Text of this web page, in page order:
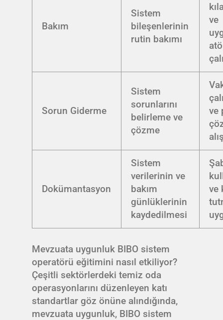
Bakım
Sistem
bileşenlerinin
rutin bakımı
ve
Sorun Giderme
Sistem
sorunlarını
belirleme ve
çözme
ve
Dokümantasyon
Sistem
verilerinin ve
bakım
günlüklerinin
kaydedilmesi
ve
Mevzuata uygunluk BIBO sistem
operatörü eğitimini nasıl etkiliyor?
Çeşitli sektörlerdeki temiz oda
operasyonlarını düzenleyen katı
standartlar göz önüne alındığında,
mevzuata uygunluk, BIBO sistem